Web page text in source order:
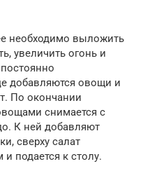
необходимо выложить
увеличить огонь и
добавляются овощи и
По окончании
снимается с
К ней добавляют
сверху салат
подается к столу.